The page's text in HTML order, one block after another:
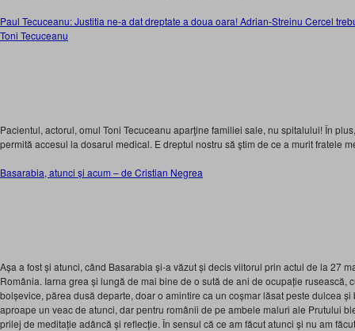
Paul Tecuceanu: Justitia ne-a dat dreptate a doua oara! Adrian-Streinu Cercel
Toni Tecuceanu
Pacientul, actorul, omul Toni Tecuceanu aparţine familiei sale, nu spitalului! În
permită accesul la dosarul medical. E dreptul nostru să ştim de ce a murit fratele
Basarabia, atunci și acum – de Cristian Negrea
Așa a fost și atunci, când Basarabia și-a văzut și decis viitorul prin actul de la 27
România. Iarna grea și lungă de mai bine de o sută de ani de ocupație rusească,
bolșevice, părea dusă departe, doar o amintire ca un coșmar lăsat peste dulcea
aproape un veac de atunci, dar pentru românii de pe ambele maluri ale Prutului
prilej de meditație adâncă și reflecție. În sensul că ce am făcut atunci și nu am